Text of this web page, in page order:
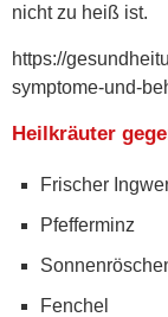
nicht zu heiß ist.
https://
symptome-und-
Heilkräuter
Frischer
Pfefferminz
Fenchel